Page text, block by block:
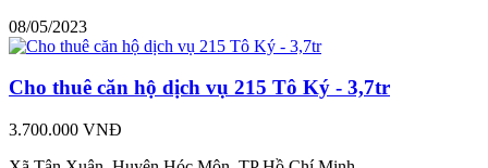
08/05/2023
Cho thuê căn hộ dịch vụ 215 Tô Ký - 3,7tr
3.700.000 VNĐ